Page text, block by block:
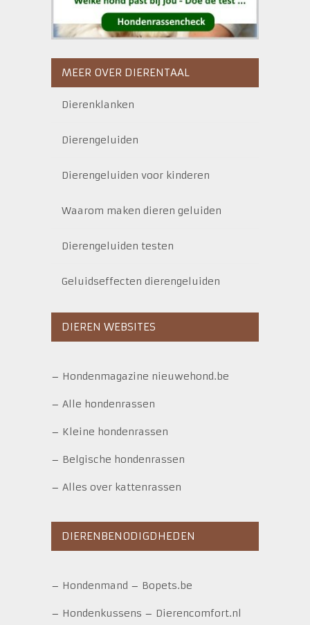
MEER OVER DIERENTAAL
Dierenklanken
Dierengeluiden
Dierengeluiden voor kinderen
Waarom maken dieren geluiden
Dierengeluiden testen
Geluidseffecten dierengeluiden
DIEREN WEBSITES
– Hondenmagazine nieuwehond.be
– Alle hondenrassen
– Kleine hondenrassen
– Belgische hondenrassen
– Alles over kattenrassen
DIERENBENODIGDHEDEN
– Hondenmand – Bopets.be
– Hondenkussens – Dierencomfort.nl